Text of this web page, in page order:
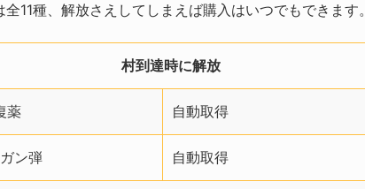
11種、解放さえしてしまえば購入はいつでもできます。
村到達時に解放
薬 自動取得
ン弾 自動取得